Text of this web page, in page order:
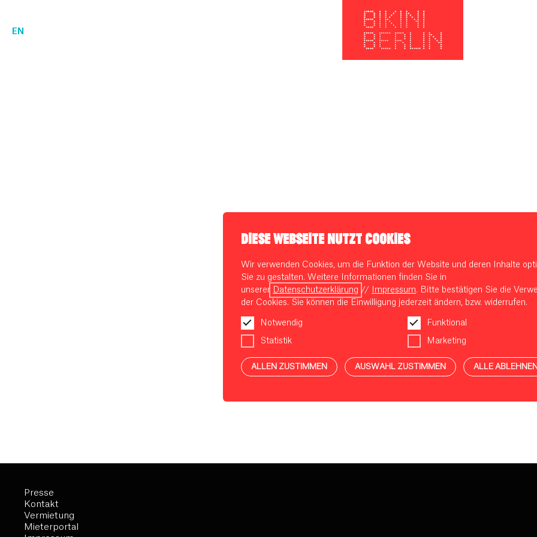
EN
DIESE WEBSEITE NUTZT COOKIES
Wir verwenden Cookies, um die Funktion der Website und deren Inhalte
Sie zu gestalten. Weitere Informationen finden Sie in
unserer Datenschutzerklärung // Impressum. Bitte bestätigen Sie die
der Cookies. Sie können die Einwilligung jederzeit ändern, bzw. widerrufen.
Notwendig Funktional
Statistik Marketing
ALLEN ZUSTIMMEN AUSWAHL ZUSTIMMEN ALLE ABLEHNEN
Presse
Kontakt
Vermietung
Mieterportal